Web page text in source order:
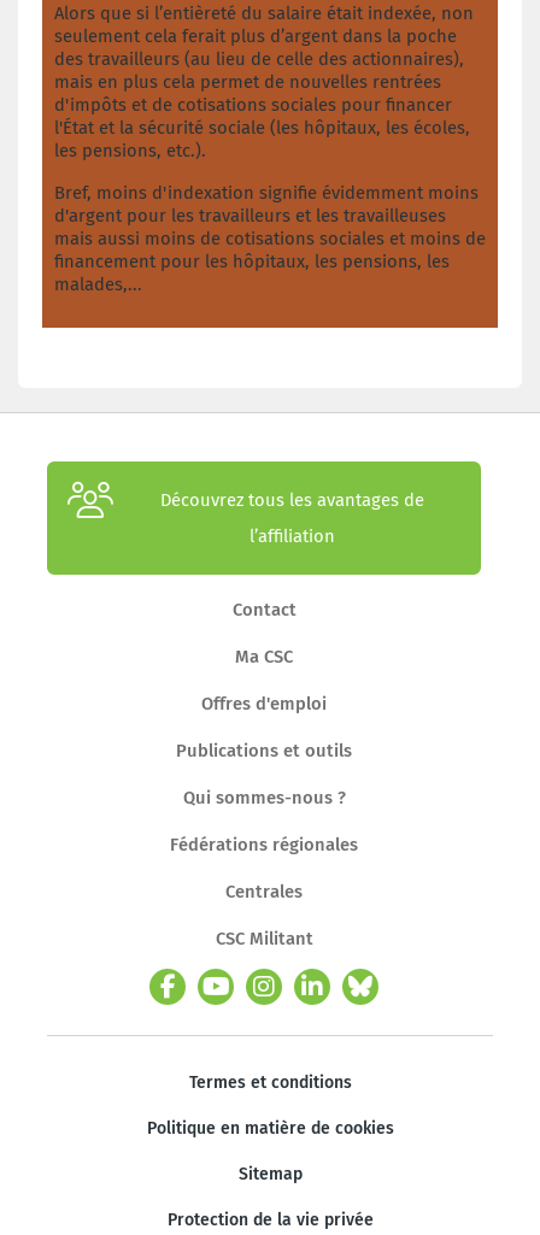
Alors que si l’entièreté du salaire était indexée, non
seulement cela ferait plus d’argent dans la poche
des travailleurs (au lieu de celle des actionnaires),
mais en plus cela permet de nouvelles rentrées
d'impôts et de cotisations sociales pour financer
l'État et la sécurité sociale (les hôpitaux, les écoles,
les pensions, etc.).
Bref, moins d'indexation signifie évidemment moins
d'argent pour les travailleurs et les travailleuses
mais aussi moins de cotisations sociales et moins de
financement pour les hôpitaux, les pensions, les
malades,...
Découvrez tous les avantages de
l’affiliation
Contact
Ma CSC
Offres d'emploi
Publications et outils
Qui sommes-nous ?
Fédérations régionales
Centrales
CSC Militant
Termes et conditions
Politique en matière de cookies
Sitemap
Protection de la vie privée